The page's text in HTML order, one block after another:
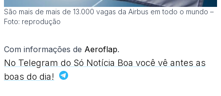
São mais de mais de 13.000 vagas da Airbus em todo o mundo –
Foto: reprodução
Com informações de Aeroflap.
No Telegram do Só Notícia Boa você vê antes as
boas do dia!